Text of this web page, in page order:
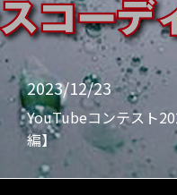
2023/12/23
YouTubeコンテスト
編】